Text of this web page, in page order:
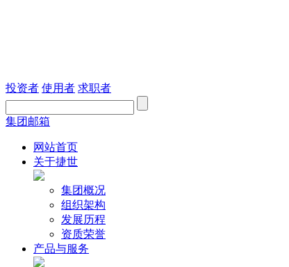
投资者 使用者 求职者
集团邮箱
网站首页
关于捷世
集团概况
组织架构
发展历程
资质荣誉
产品与服务